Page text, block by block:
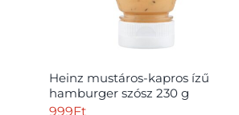
Heinz mustáros-kapros ízű
hamburger szósz 230 g
999Ft